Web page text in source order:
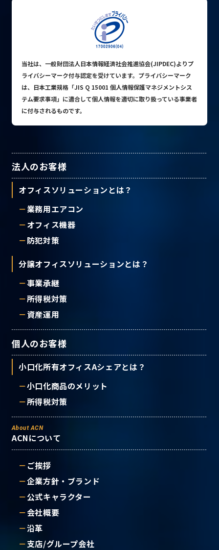
当社は、一般財団法人日本情報経済社会推進協会(JIPDEC)よりプ
ライバシーマーク付与認定を受けています。プライバシーマーク
は、日本工業規格「JIS Q 15001 個人情報保護マネジメントシス
テム要求事項」に適合して個人情報を適切に取り扱っている事業者
に付与されるものです。
法人のお客様
オフィスソリューションとは？
業務用エアコン
オフィス機器
防犯対策
分譲オフィスソリューションとは？
事業承継
所得税対策
資産運用
個人のお客様
小口化所有オフィスAシェアとは？
小口化商品のメリット
所得税対策
About ACN
ACNについて
ご挨拶
企業方針・ブランド
公式キャラクター
会社概要
沿革
支店/グループ会社